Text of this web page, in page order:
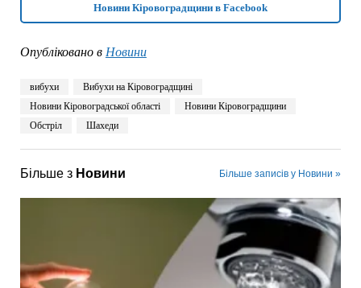
Новини Кіровоградщини в Facebook
Опубліковано в Новини
вибухи
Вибухи на Кіровоградщині
Новини Кіровоградської області
Новини Кіровоградщини
Обстріл
Шахеди
Більше з Новини Більше записів у Новини »